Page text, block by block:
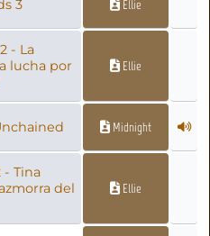
3 Ellie
- La
lucha por
Ellie
Midnight
Tina
del
Ellie